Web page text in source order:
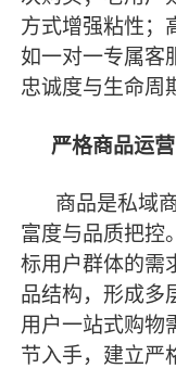
方式增强粘性；
如一对一专属客
忠诚度与生命周
严格商品运
商品是私域
富度与品质把控
标用户群体的需
品结构，形成多
用户一站式购物
节入手，建立严